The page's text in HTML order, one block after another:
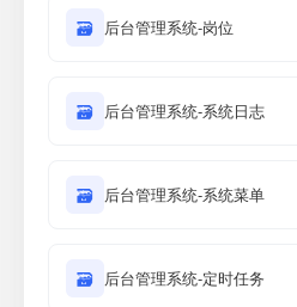
🗃 后台管理系统-岗位
🗃 后台管理系统-系统日志
🗃 后台管理系统-系统菜单
🗃 后台管理系统-定时任务